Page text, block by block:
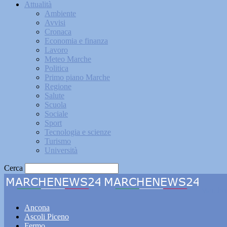
Attualità
Ambiente
Avvisi
Cronaca
Economia e finanza
Lavoro
Meteo Marche
Politica
Primo piano Marche
Regione
Salute
Scuola
Sociale
Sport
Tecnologia e scienze
Turismo
Università
Cerca
Ancona
Ascoli Piceno